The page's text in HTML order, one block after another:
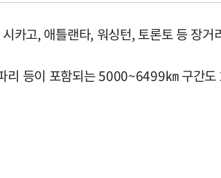
시카고, 애틀랜타, 워싱턴, 토론토 등
리 등이 포함되는 5000~6499㎞ 구간